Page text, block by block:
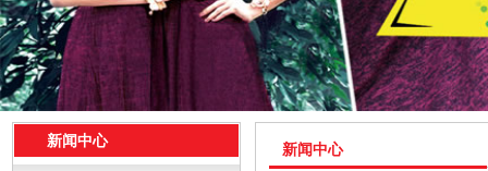
新闻中心 新闻中心